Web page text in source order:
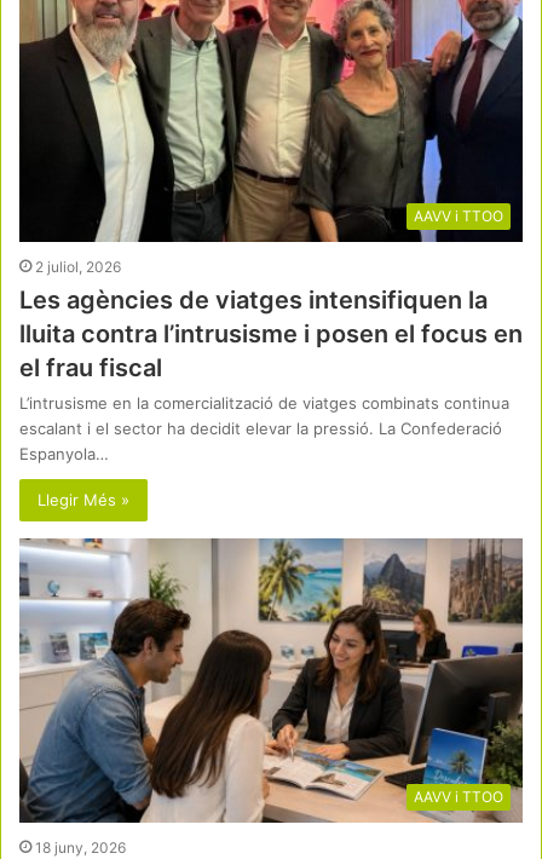
AAVV i TTOO
2 juliol, 2026
Les agències de viatges intensifiquen la
lluita contra l’intrusisme i posen el focus en
el frau fiscal
L’intrusisme en la comercialització de viatges combinats continua
escalant i el sector ha decidit elevar la pressió. La Confederació
Espanyola…
Llegir Més »
AAVV i TTOO
18 juny, 2026